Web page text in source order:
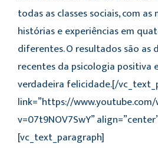
todas as classes sociais, com as
histórias e experiências em
diferentes. O resultados são as
recentes da psicologia positiva
verdadeira felicidade.[/
link=”https://
v=07t9NOV7SwY”
[vc_text_paragraph]